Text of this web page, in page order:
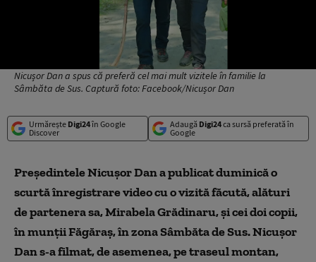
Nicușor Dan a spus că preferă cel mai mult vizitele în familie la
Sâmbăta de Sus. Captură foto: Facebook/Nicușor Dan
Urmărește Digi24în Google
Discover
Adaugă Digi24ca sursă preferată în
Google
Președintele Nicușor Dan a publicat duminică o
scurtă înregistrare video cu o vizită făcută, alături
de partenera sa, Mirabela Grădinaru, și cei doi copii,
în munții Făgăraș, în zona Sâmbăta de Sus. Nicușor
Dan s-a filmat, de asemenea, pe traseul montan,